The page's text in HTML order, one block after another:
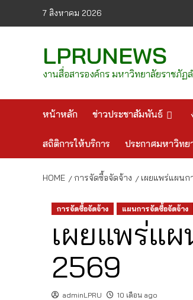
7 สิงหาคม 2026
LPRUNEWS
งานสื่อสารองค์กร มหาวิทยาลัยราชภัฏ
หน้าหลัก ข่าวประชาสัมพันธ์
สถิติการให้บริการ ประกาศมหาวิทย
HOME การจัดซื้อจัดจ้าง เผยแพร่แผน
การจัดซื้อจัดจ้าง แผนการจัดซื้อจัดจ้าง
เผยแพร่แ
2569
adminLPRU 10 เดือน ago